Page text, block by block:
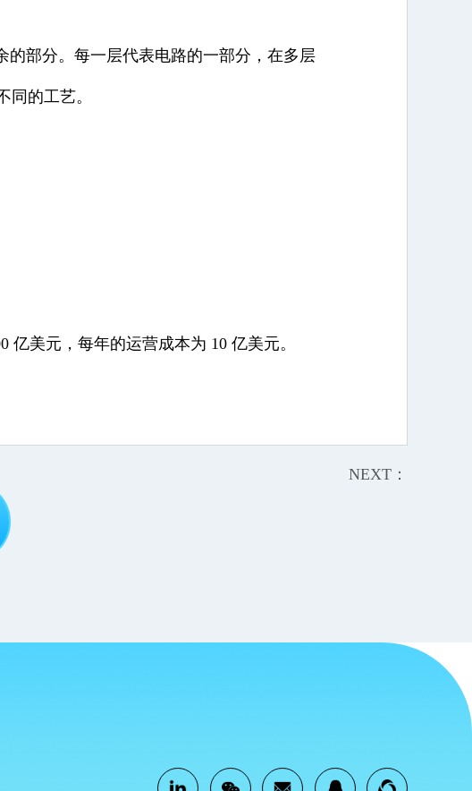
的部分。每一层代表电路的一部分，在多层
的工艺。
亿美元，每年的运营成本为 10 亿美元。
NEXT：